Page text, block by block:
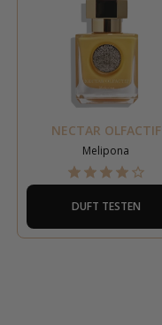
NECTAR OLFACTIF
Melipona
DUFT TESTEN